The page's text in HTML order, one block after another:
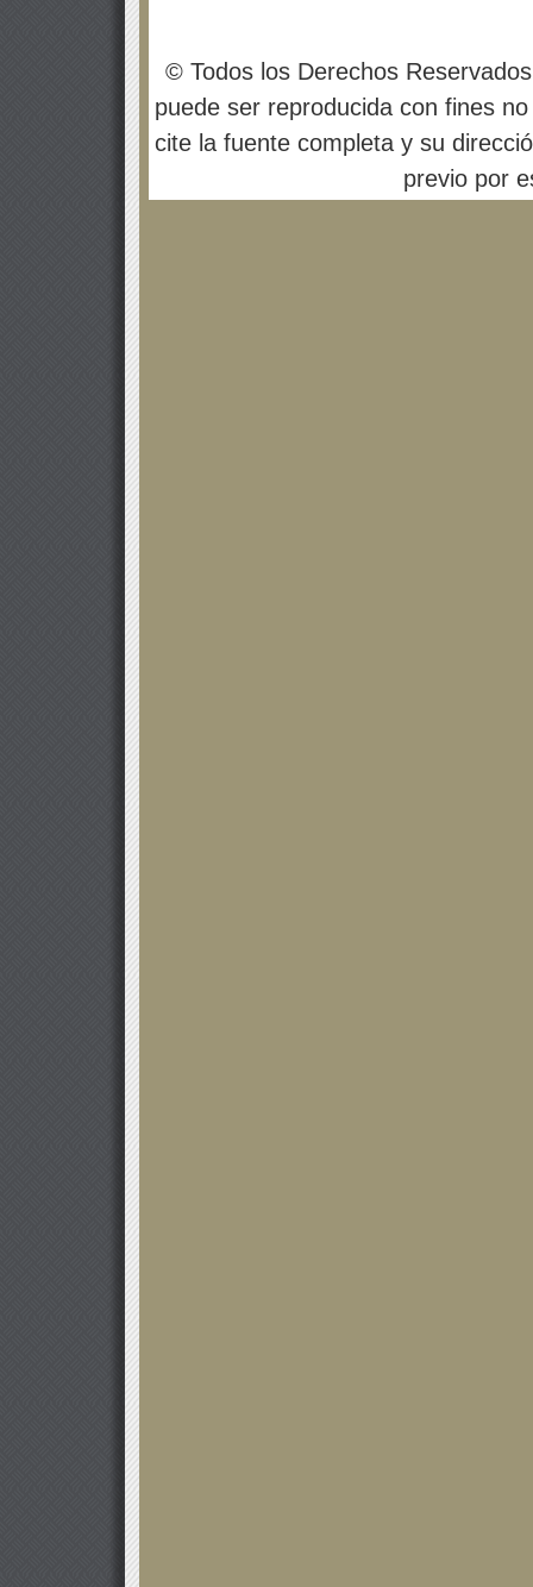
© Todos los Derechos
puede ser reproducida con fines
cite la fuente completa y su
previo por